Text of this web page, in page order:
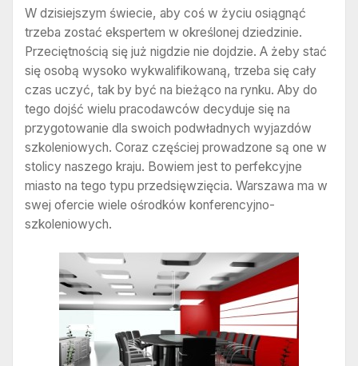
W dzisiejszym świecie, aby coś w życiu osiągnąć
trzeba zostać ekspertem w określonej dziedzinie.
Przeciętnością się już nigdzie nie dojdzie. A żeby stać
się osobą wysoko wykwalifikowaną, trzeba się cały
czas uczyć, tak by być na bieżąco na rynku. Aby do
tego dojść wielu pracodawców decyduje się na
przygotowanie dla swoich podwładnych wyjazdów
szkoleniowych. Coraz częściej prowadzone są one w
stolicy naszego kraju. Bowiem jest to perfekcyjne
miasto na tego typu przedsięwzięcia. Warszawa ma w
swej ofercie wiele ośrodków konferencyjno-
szkoleniowych.